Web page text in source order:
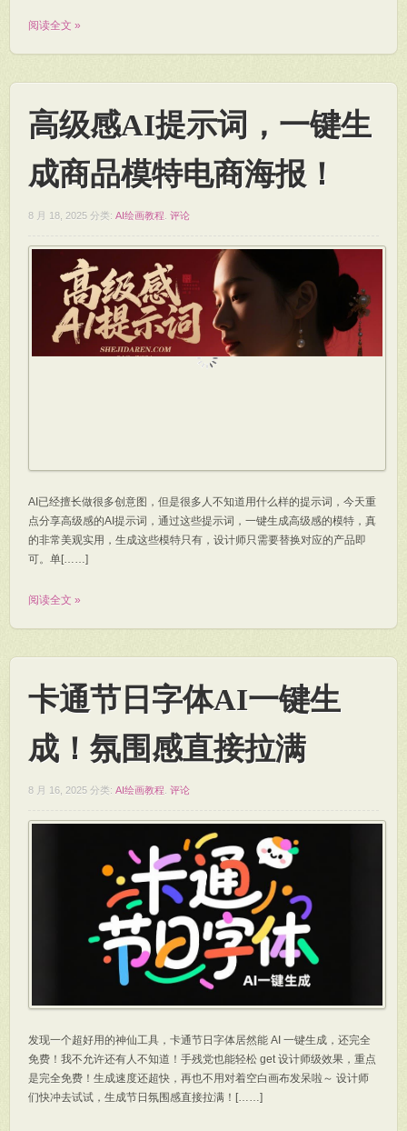
阅读全文 »
高级感AI提示词，一键生
成商品模特电商海报！
8 月 18, 2025 分类: AI绘画教程 评论
AI已经擅长做很多创意图，但是很多人不知道用什么样的提示词，今天重
点分享高级感的AI提示词，通过这些提示词，一键生成高级感的模特，真
的非常美观实用，生成这些模特只有，设计师只需要替换对应的产品即
可。单[……]
阅读全文 »
卡通节日字体AI一键生
成！氛围感直接拉满
8 月 16, 2025 分类: AI绘画教程 评论
发现一个超好用的神仙工具，卡通节日字体居然能 AI 一键生成，还完全
免费！我不允许还有人不知道！手残党也能轻松 get 设计师级效果，重点
是完全免费！生成速度还超快，再也不用对着空白画布发呆啦～ 设计师
们快冲去试试，生成节日氛围感直接拉满！[……]